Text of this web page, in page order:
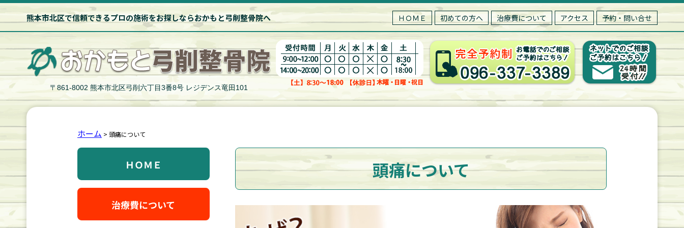
熊本市北区で信頼できるプロの施術をお探しならおかもと弓削整骨院へ 予約・問い合せ
アクセス
治療費について
初めての方へ
ＨＯＭＥ
〒861-8002 熊本市北区弓削六丁目3番8号 レジデンス竜田101
ホーム > 頭痛について
頭痛について
ＨＯＭＥ
治療費について